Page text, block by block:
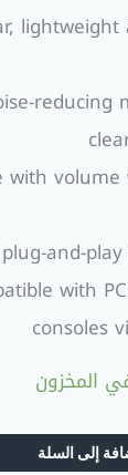
reducing
volume
plug-and-
with
consoles
إلى السلة